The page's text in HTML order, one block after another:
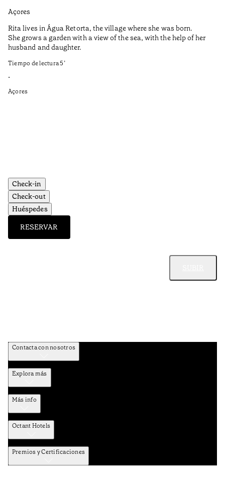
Açores
Rita lives in Água Retorta, the village where she was born.
She grows a garden with a view of the sea, with the help of her
husband and daughter.
Tiempo de lectura5’
•
Açores
Check-in
Check-out
Huéspedes
RESERVAR
Contacta con nosotros
Explora más
Más info
Octant Hotels
Premios y Certificaciones